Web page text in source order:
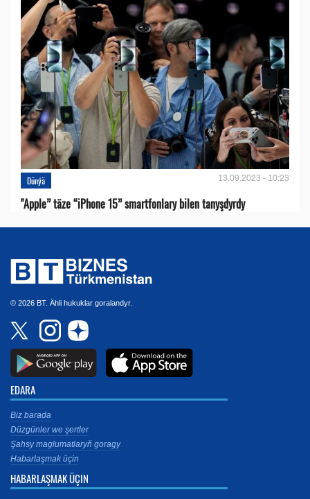
Dünýä 13.09.2023 - 10:23
"Apple” täze “iPhone 15” smartfonlary bilen tanyşdyrdy
© 2026 BT. Ähli hukuklar goralandyr.
EDARA
Biz barada
Düzgünler we şertler
Şahsy maglumatlaryň goragy
Habarlaşmak üçin
HABARLAŞMAK ÜÇIN